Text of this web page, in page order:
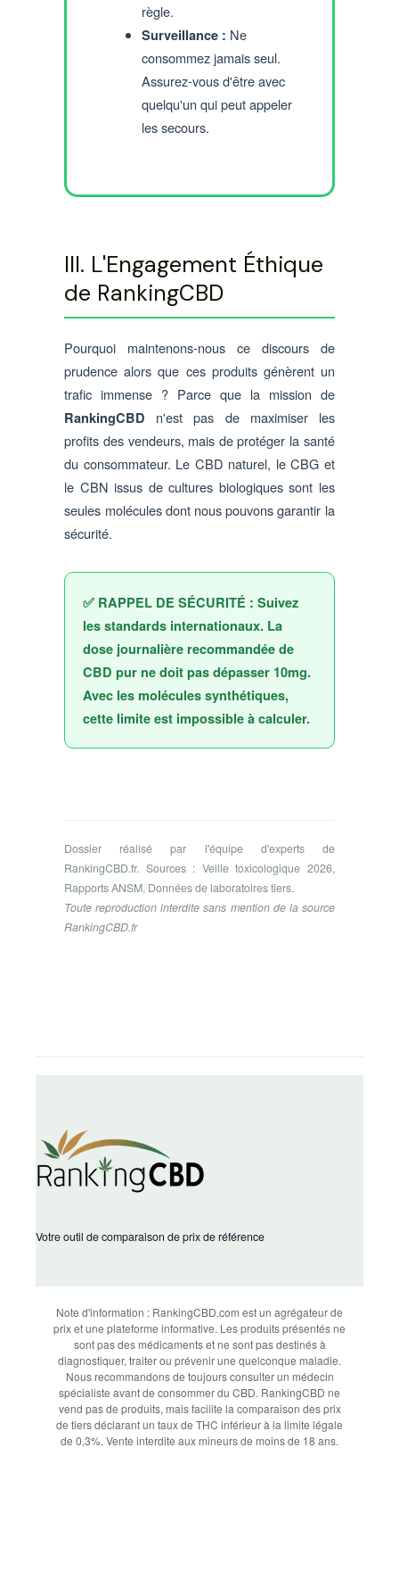
règle.
Surveillance : Ne
consommez jamais seul.
Assurez-vous d'être avec
quelqu'un qui peut appeler
les secours.
III. L'Engagement Éthique
de RankingCBD
Pourquoi maintenons-nous ce discours de
prudence alors que ces produits génèrent un
trafic immense ? Parce que la mission de
RankingCBD n'est pas de maximiser les
profits des vendeurs, mais de protéger la santé
du consommateur. Le CBD naturel, le CBG et
le CBN issus de cultures biologiques sont les
seules molécules dont nous pouvons garantir la
sécurité.
✅ RAPPEL DE SÉCURITÉ : Suivez
les standards internationaux. La
dose journalière recommandée de
CBD pur ne doit pas dépasser 10mg.
Avec les molécules synthétiques,
cette limite est impossible à calculer.
Dossier réalisé par l'équipe d'experts de
RankingCBD.fr. Sources : Veille toxicologique 2026,
Rapports ANSM, Données de laboratoires tiers.
Toute reproduction interdite sans mention de la source
RankingCBD.fr
Votre outil de comparaison de prix de référence